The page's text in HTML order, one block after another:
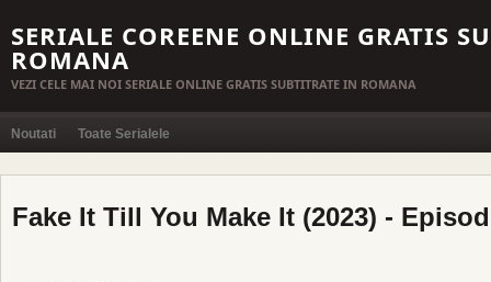
SERIALE COREENE ONLINE GRATIS
ROMANA
VEZI CELE MAI NOI SERIALE ONLINE GRATIS SUBTITRATE IN ROMANA
Noutati Toate Serialele
Fake It Till You Make It (2023) -